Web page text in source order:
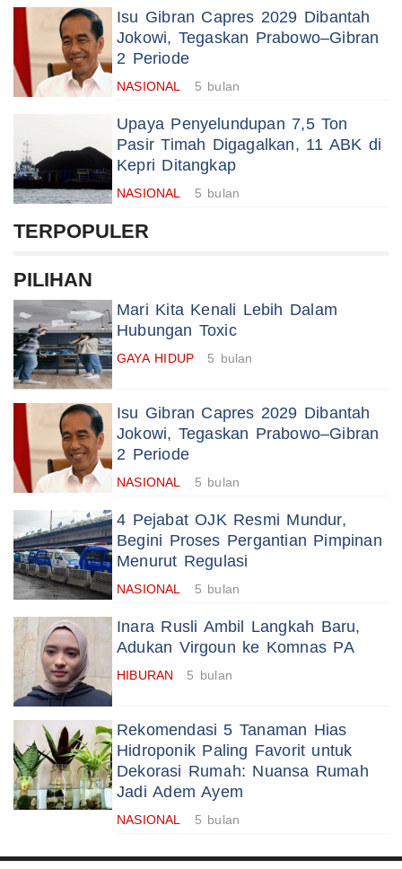
Isu Gibran Capres 2029 Dibantah
Jokowi, Tegaskan Prabowo–Gibran
2 Periode
NASIONAL 5 bulan
Upaya Penyelundupan 7,5 Ton
Pasir Timah Digagalkan, 11 ABK di
Kepri Ditangkap
NASIONAL 5 bulan
TERPOPULER
PILIHAN
Mari Kita Kenali Lebih Dalam
Hubungan Toxic
GAYA HIDUP 5 bulan
Isu Gibran Capres 2029 Dibantah
Jokowi, Tegaskan Prabowo–Gibran
2 Periode
NASIONAL 5 bulan
4 Pejabat OJK Resmi Mundur,
Begini Proses Pergantian Pimpinan
Menurut Regulasi
NASIONAL 5 bulan
Inara Rusli Ambil Langkah Baru,
Adukan Virgoun ke Komnas PA
HIBURAN 5 bulan
Rekomendasi 5 Tanaman Hias
Hidroponik Paling Favorit untuk
Dekorasi Rumah: Nuansa Rumah
Jadi Adem Ayem
NASIONAL 5 bulan